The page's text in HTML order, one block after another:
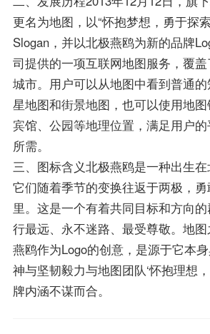
更名为地图，以“怀抱梦想，勇于探
Slogan，并以北极燕鸥为新的品牌
司提供的一项互联网地图服务，覆
城市。用户可以从地图中看到普通
星地图和街景地图，也可以使用地图
宾馆、公园等地理位置，满足用户
所需。
三、图标含义北极燕鸥是一种出生在
它们随着季节的变换往返于两极，
里。这是一个有着共同目标和方向
行最远、永不迷路、最受尊敬。地
燕鸥作为Logo的创意，是源于它本
神与坚韧毅力与地图团队‘怀抱理想
牌内涵不谋而合。